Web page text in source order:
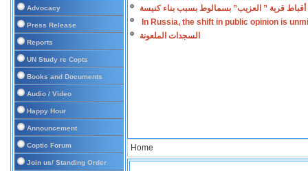
Advocacy
Press Release
Reports
UN Study re Copts
Books and Documents
Audio / Video
Happy Hour
Announcement
Coptic Forum
Join us/ Standing Order
أقباط قرية ” العزيب” بسمالوط بسبب بناء كنيسة
In Russia, the shift in public opinion is
السجدات الملعونة
Home